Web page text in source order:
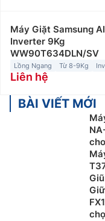
Máy Giặt Samsung AI
Inverter 9Kg
WW90T634DLN/SV
Lồng Ngang Từ 8-9Kg
Liên hệ
BÀI VIẾT MỚI